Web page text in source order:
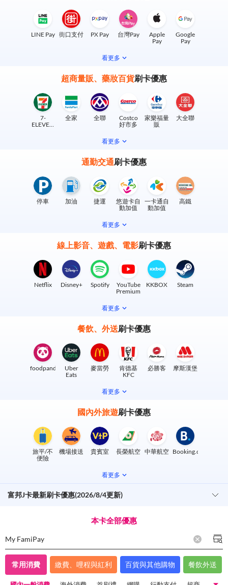
LINE Pay 街口支付 PX Pay 台灣Pay
Apple
Pay
Google
Pay
看更多
超商量販、藥妝百貨刷卡優惠
7-
ELEVEN
全家 全聯
Costco
好市多
家樂福量
販
大全聯
看更多
通勤交通刷卡優惠
停車 加油 捷運
悠遊卡自
動加值
一卡通自
動加值
高鐵
看更多
線上影音、遊戲、電影刷卡優惠
Netflix Disney+ Spotify
YouTube
Premium
KKBOX Steam
看更多
餐飲、外送刷卡優惠
foodpanda
Uber
Eats
麥當勞
肯德基
KFC
必勝客 摩斯漢堡
看更多
國內外旅遊刷卡優惠
旅平/不
便險
機場接送 貴賓室 長榮航空 中華航空 Booking.com
看更多
富邦J卡最新刷卡優惠(2026/8/4更新)
本卡全部優惠
My FamiPay
常用消費 繳費、哩程與紅利 百貨與其他購物 餐飲外送